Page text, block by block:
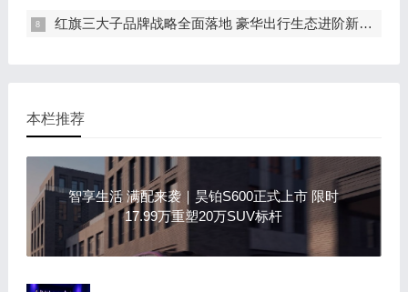
红旗三大子品牌战略全面落地 豪华出行生态进阶新篇章
本栏推荐
智享生活 满配来袭｜昊铂S600正式上市 限时
17.99万重塑20万SUV标杆